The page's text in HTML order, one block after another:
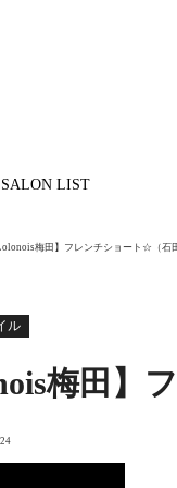
SALON LIST
梅田】フレンチショート☆（石
ル
梅田】